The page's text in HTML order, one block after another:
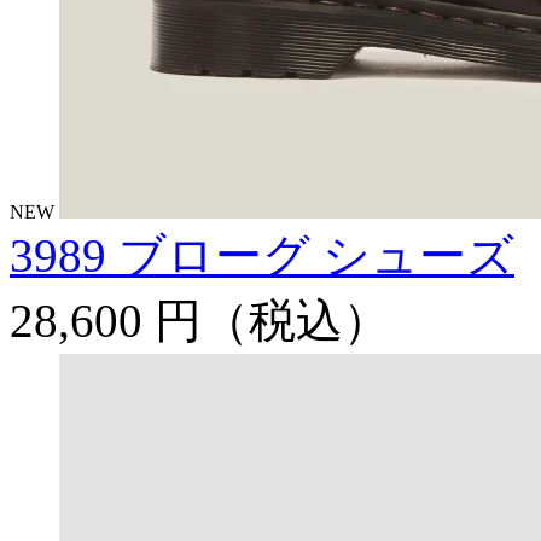
NEW
3989 ブローグ シューズ
28,600 円
（税込）